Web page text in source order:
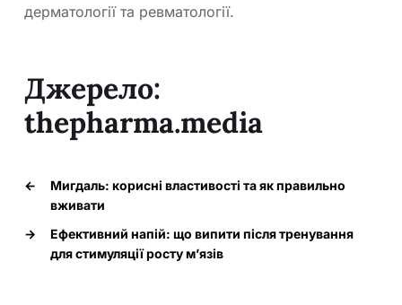
дерматології та ревматології.
Джерело:
thepharma.media
←
Мигдаль: корисні властивості та як правильно
вживати
→
Ефективний напій: що випити після тренування
для стимуляції росту м’язів